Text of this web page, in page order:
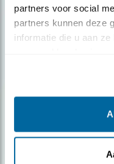
partners voor social
partners kunnen deze
informatie die u aan
Ontvang 5 x